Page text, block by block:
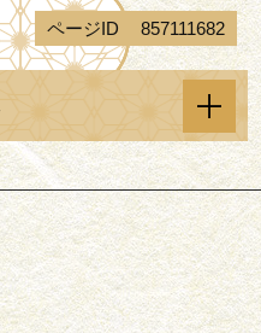
ページID 857111682